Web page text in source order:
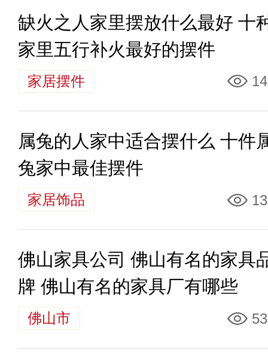
缺火之人家里摆放什么最好 十
家里五行补火最好的摆件
家居摆件
属兔的人家中适合摆什么 十件
兔家中最佳摆件
家居饰品
佛山家具公司 佛山有名的家具
牌 佛山有名的家具厂有哪些
佛山市